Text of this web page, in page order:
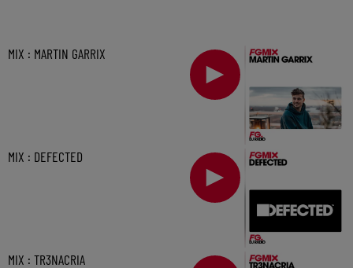
MIX : MARTIN GARRIX
MIX : DEFECTED
MIX : TR3NACRIA